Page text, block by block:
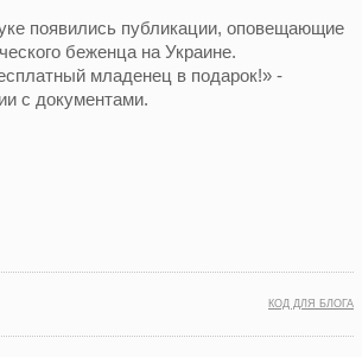
появились публикации, оповещающие
беженца на Украине.
младенец в подарок!» -
с документами.
КОД ДЛЯ БЛОГА